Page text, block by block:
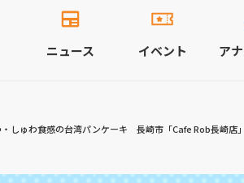
ニュース イベント ア
しゅわ食感の台湾パンケーキ 長崎市「Cafe Rob長崎店」